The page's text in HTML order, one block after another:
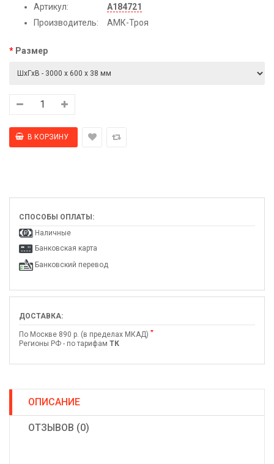
Артикул:
А184721
Производитель:
АМК-Троя
Размер
СПОСОБЫ ОПЛАТЫ:
Наличные
Банковская карта
Банковский перевод
ДОСТАВКА:
По Москве 890 р. (в пределах МКАД) *
Регионы РФ - по тарифам ТК
ОПИСАНИЕ
ОТЗЫВОВ (0)